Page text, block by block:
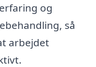
og
så
arbejdet